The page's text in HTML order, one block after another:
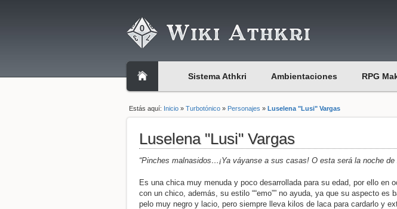
Sistema Athkri Ambientaciones RPG
Estás aquí: Inicio »Turbotónico » Personajes »Luselena "Lusi" Vargas
Luselena "Lusi" Vargas
“Pinches malnasidos…¡Ya váyanse a sus casas! O esta será la noche de
Es una chica muy menuda y poco desarrollada para su edad, por ello en
con un chico, además, su estilo ““emo”” no ayuda, ya que su aspecto es
pelo muy negro y lacio, pero siempre lleva kilos de laca para cardarlo y